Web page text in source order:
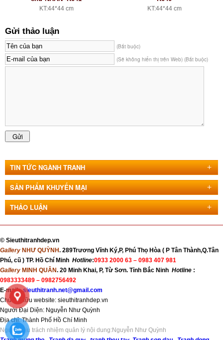
KT:44*44 cm KT:44*44 cm
Gửi thảo luận
(Bắt buộc)
(Sẽ không hiển thị trên Web) (Bắt buộc)
TIN TỨC NGÀNH TRANH
SẢN PHẨM KHUYẾN MẠI
THẢO LUẬN
© Sieuthitranhdep.vn
Gallery NHƯ QUỲNH. 289Trương Vĩnh Ký,P, Phú Thọ Hòa ( P Tân Thành,Q.Tân
Phú, cũ ) TP. Hồ Chí Minh Hotline:0933 2000 63 – 0983 407 981
Gallery MINH QUÂN. 20 Minh Khai, P, Từ Sơn. Tỉnh Bắc Ninh Hotline :
0983333489 – 0982756492
E-mail: sieuthitranh.net@gmail.com
Chủ sở hữu website: sieuthitranhdep.vn
Người Đại Diện: Nguyễn Như Quỳnh
Địa chỉ:Thành Phố Hồ Chí Minh
Người chịu trách nhiệm quản lý nội dung:Nguyễn Như Quỳnh